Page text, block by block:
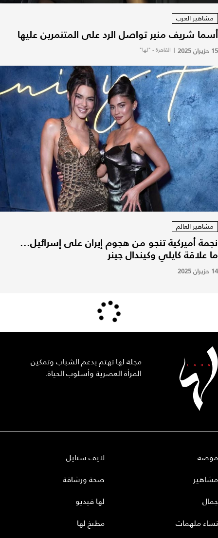
مشاهير العرب
أسما شريف منير تواصل الرد على المتنمرين عليها
15 حزيران 2025 | القاهرة - "لها"
مشاهير العالم
نجمة أميركية تنجو من هجوم إيران على إسرائيل...
ما علاقة كايلي وكيندال جينر
14 حزيران 2025
مجلة لها تهتم بدعم الشباب وتمكين
المرأة العصرية وأسلوب الحياة.
موضة
مشاهير
جمال
نساء ملهمات
لايف ستايل
صحة ورشاقة
لها فيديو
مطبخ لها